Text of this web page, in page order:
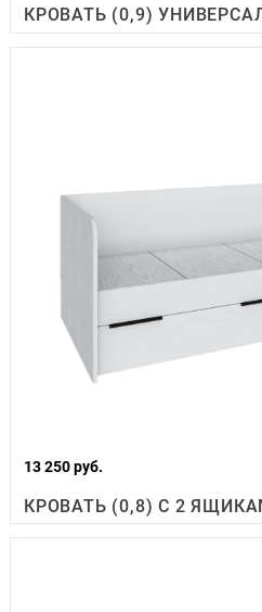
КРОВАТЬ (0,9)
13 250 руб.
КРОВАТЬ (0,8) С 2